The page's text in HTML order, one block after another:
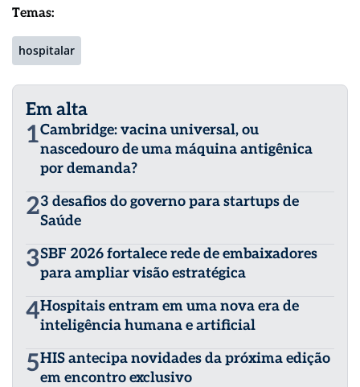
Temas:
hospitalar
Em alta
1Cambridge: vacina universal, ou
nascedouro de uma máquina antigênica
por demanda?
23 desafios do governo para startups de
Saúde
3SBF 2026 fortalece rede de embaixadores
para ampliar visão estratégica
4Hospitais entram em uma nova era de
inteligência humana e artificial
5HIS antecipa novidades da próxima edição
em encontro exclusivo